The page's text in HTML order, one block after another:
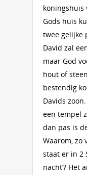
koningshuis
Gods huis
twee gelijke
David zal
maar God
hout of
bestendig
Davids
een tempel
dan pas is
Waarom, zo
staat er in 2
nacht’? Het